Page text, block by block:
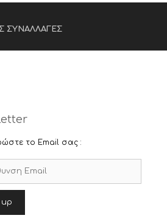
ΣΥΝΑΛΛΑΓΕΣ
το Email σας :